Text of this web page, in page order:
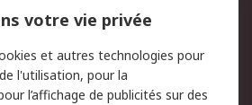
2.500 marques
Support technique
votre vie privée
et autres technologies pour
l'utilisation, pour la
l’affichage de publicités sur des